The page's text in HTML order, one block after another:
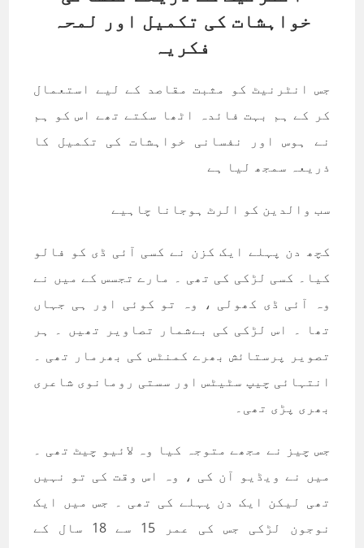
خواہشات کی تکمیل اور لمحہ
فکریہ
جس انٹرنیٹ کو مثبت مقاصد کے لیے استعمال
کر کے ہم بہت فائدہ اٹھا سکتے تھے اس کو ہم
نے ہوس اور نفسانی خواہشات کی تکمیل کا
ذریعہ سمجھ لیا ہے
سب والدین کو الرٹ ہوجانا چاہیے
کچھ دن پہلے ايک کزن نے کسی آئی ڈی کو فالو
کيا۔ کسی لڑکی کی تھی ۔ مارے تجسس کے ميں نے
وہ آئی ڈی کھولی ، وہ تو کوئی اور ہی جہاں
تھا ۔ اس لڑکی کی بےشمار تصاوير تھيں ۔ ہر
تصوير پرستائش بھرے کمنٹس کی بھرمار تھی ۔
انتہائی چيپ سٹيٹس اور سستی رومانوی شاعری
بھری پڑی تھی۔
جس چيز نے مجھے متوجہ کيا وہ لائيو چيٹ تھی ۔
ميں نے ويڈيو آن کی ، وہ اس وقت کی تو نہيں
تھی ليکن ايک دن پہلے کی تھی ۔ جس ميں ايک
نوجون لڑکی جس کی عمر 15 سے 18 سال کے